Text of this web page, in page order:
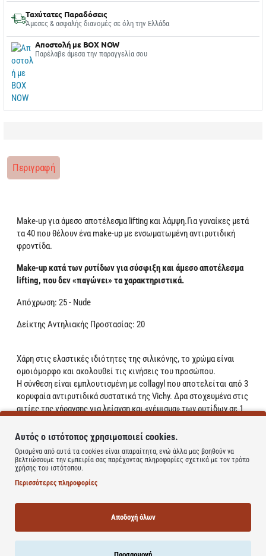
Ταχύτατες Παραδόσεις
Άμεσες & ασφαλής διανομές σε όλη την Ελλάδα
Αποστολή με BOX NOW
Παρέλαβε άμεσα την παραγγελία σου
Περιγραφή
Make-up για άμεσο αποτέλεσμα lifting και λάμψη.Για γυναίκες μετά
τα 40 που θέλουν ένα make-up με ενσωματωμένη αντιρυτιδική
φροντίδα.
Make-up κατά των ρυτίδων για σύσφιξη και άμεσο αποτέλεσμα
lifting, που δεν «παγώνει» τα χαρακτηριστικά.
Απόχρωση: 25 - Nude
Δείκτης Αντηλιακής Προστασίας: 20
Χάρη στις ελαστικές ιδιότητες της σιλικόνης, το χρώμα είναι
ομοιόμορφο και ακολουθεί τις κινήσεις του προσώπου.
Η σύνθεση είναι εμπλουτισμένη με collagyl που αποτελείται από 3
κορυφαία αντιρυτιδικά συστατικά της Vichy. Δρα στοχευμένα στις
αιτίες της γήρανσης για λείανση και «γέμισμα» των ρυτίδων σε 1
Η υποαλλεργική του σύνθεση περιέχει το Ιαματικό Νερό της
Vichy. Δεν προκαλεί μαύρα στίγματα.
Άμεσα, η επιδερμίδα δείχνει ανορθωμένη, ομοιογενής, λαμπερή
και πιο ξεκούραστη, καθ' όλη τη διάρκεια της ημέρας.
Το αποτέλεσμα lifting διατηρείται όλη την ημέρα χωρίς να
«παγώνει» τα χαρακτηριστικά.
καινοτόμος υφή λειαίνει τις ρυτίδες ενώ ακολουθεί τις κινήσεις
Αυτός ο ιστότοπος χρησιμοποιεί cookies.
Ορισμένα από αυτά τα cookies είναι απαραίτητα, ενώ άλλα μας βοηθούν να
βελτιώσουμε την εμπειρία σας παρέχοντας πληροφορίες σχετικά με τον τρόπο
χρήσης του ιστότοπου.
Περισσότερες πληροφορίες
Αποδοχή όλων